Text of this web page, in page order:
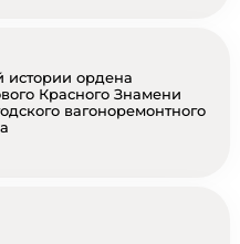
истории ордена
Красного Знамени
вагоноремонтного